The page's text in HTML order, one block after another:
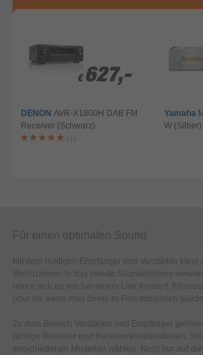
€ 627,-
€ 627,-
DENON AVR-X1800H DAB FM
Receiver (Schwarz)
(1)
Yamaha
W (Silber)
Für einen optimalen Sound
Mit dem richtigen Empfänger und Verstärker kann
Wohnzimmer in das reinste Sounderlebnis
hören sich an wie bei einem Live Konzert,
oder als wenn man direkt im Film mitspielen
Zu dem Bereich Verstärker und Empfänger
richtige Receiver und Receiverkombinationen.
verschiedenen Modellen wählen. Nicht nur auf